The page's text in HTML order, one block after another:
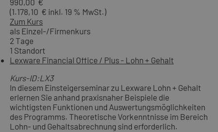
990,00 €
(1.178,10 € inkl. 19 % MwSt.)
Zum Kurs
als Einzel-/Firmenkurs
2 Tage
1 Standort
Lexware Financial Office / Plus - Lohn + Gehalt
Kurs-ID:LX3
In diesem Einsteigerseminar zu Lexware Lohn + Gehalt
erlernen Sie anhand praxisnaher Beispiele die
wichtigsten Funktionen und Auswertungsmöglichkeiten
des Programms. Theoretische Vorkenntnisse im Bereich
Lohn- und Gehaltsabrechnung sind erforderlich.